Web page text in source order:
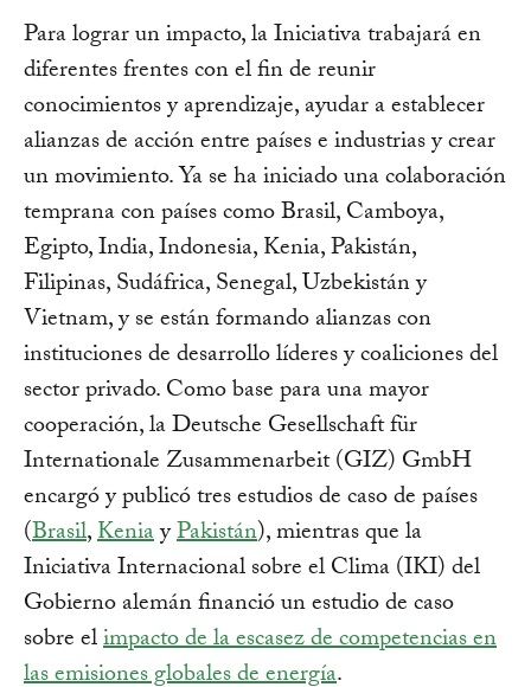
Para lograr un impacto, la Iniciativa trabajará en
diferentes frentes con el fin de reunir
conocimientos y aprendizaje, ayudar a establecer
alianzas de acción entre países e industrias y crear
un movimiento. Ya se ha iniciado una colaboración
temprana con países como Brasil, Camboya,
Egipto, India, Indonesia, Kenia, Pakistán,
Filipinas, Sudáfrica, Senegal, Uzbekistán y
Vietnam, y se están formando alianzas con
instituciones de desarrollo líderes y coaliciones del
sector privado. Como base para una mayor
cooperación, la Deutsche Gesellschaft für
Internationale Zusammenarbeit (GIZ) GmbH
encargó y publicó tres estudios de caso de países
(Brasil,KeniayPakistán), mientras que la
Iniciativa Internacional sobre el Clima (IKI) del
Gobierno alemán financió un estudio de caso
sobre elimpacto de la escasez de competencias en
las emisiones globales de energía.